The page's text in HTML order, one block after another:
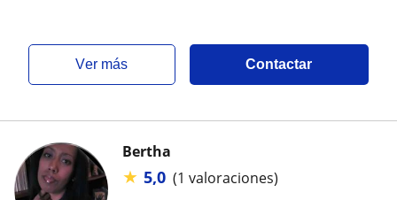
ver más Contactar
Bertha
★ 5,0 (1 valoraciones)